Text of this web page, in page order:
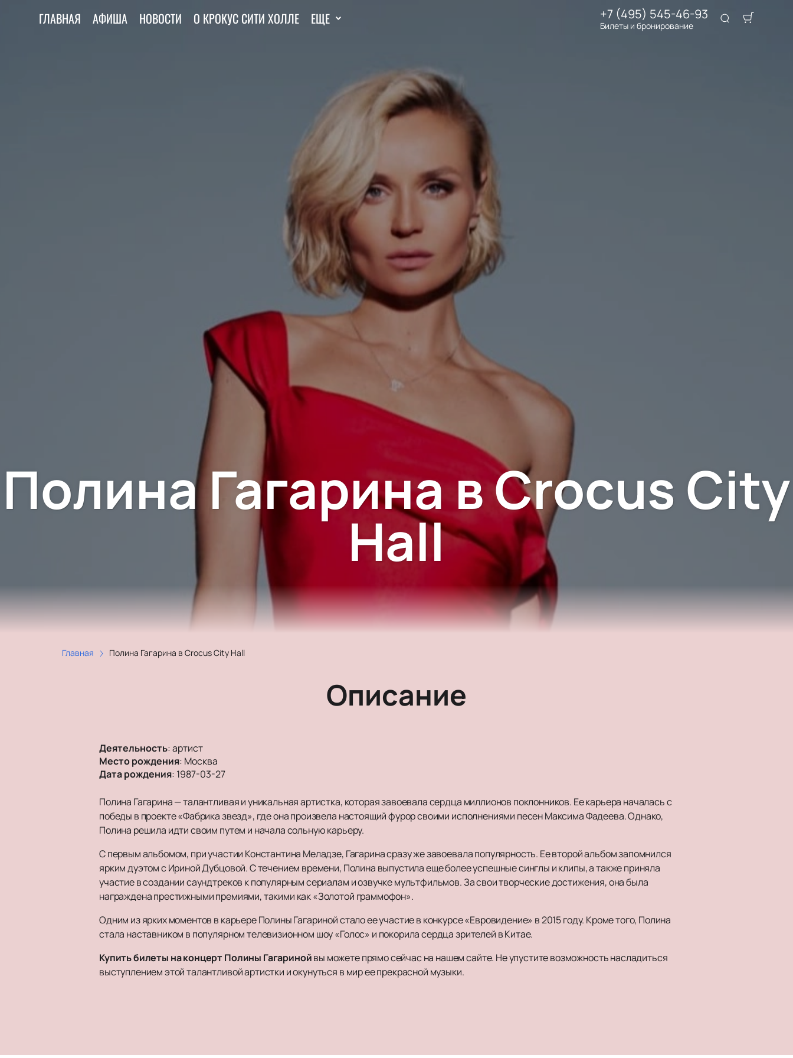
ГЛАВНАЯ АФИША НОВОСТИ О КРОКУС СИТИ ХОЛЛЕ ЕЩЕ +7 (495) 545-46-93
Билеты и бронирование
Полина Гагарина в Crocus City
Hall
Главная Полина Гагарина в Crocus City Hall
Описание
Деятельность:артист
Место рождения: Москва
Дата рождения: 1987-03-27
Полина Гагарина — талантливая и уникальная артистка, которая завоевала сердца миллионов поклонников. Ее карьера началась с
победы в проекте «Фабрика звезд», где она произвела настоящий фурор своими исполнениями песен Максима Фадеева. Однако,
Полина решила идти своим путем и начала сольную карьеру.
С первым альбомом, при участии Константина Меладзе, Гагарина сразу же завоевала популярность. Ее второй альбом запомнился
ярким дуэтом с Ириной Дубцовой. С течением времени, Полина выпустила еще более успешные синглы и клипы, а также приняла
участие в создании саундтреков к популярным сериалам и озвучке мультфильмов. За свои творческие достижения, она была
награждена престижными премиями, такими как «Золотой граммофон».
Одним из ярких моментов в карьере Полины Гагариной стало ее участие в конкурсе «Евровидение» в 2015 году. Кроме того, Полина
стала наставником в популярном телевизионном шоу «Голос» и покорила сердца зрителей в Китае.
Купить билеты на концерт Полины Гагаринойвы можете прямо сейчас на нашем сайте. Не упустите возможность насладиться
выступлением этой талантливой артистки и окунуться в мир ее прекрасной музыки.